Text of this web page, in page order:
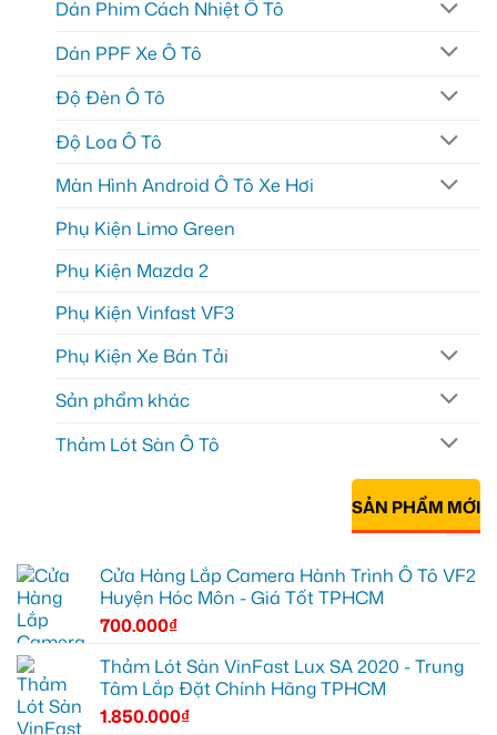
Dán Phim Cách Nhiệt Ô Tô
Dán PPF Xe Ô Tô
Độ Đèn Ô Tô
Độ Loa Ô Tô
Màn Hình Android Ô Tô Xe Hơi
Phụ Kiện Limo Green
Phụ Kiện Mazda 2
Phụ Kiện Vinfast VF3
Phụ Kiện Xe Bán Tải
Sản phẩm khác
Thảm Lót Sàn Ô Tô
SẢN PHẨM MỚI
Cửa Hàng Lắp Camera Hành Trình Ô Tô VF2
Huyện Hóc Môn - Giá Tốt TPHCM
700.000₫
Thảm Lót Sàn VinFast Lux SA 2020 - Trung
Tâm Lắp Đặt Chính Hãng TPHCM
1.850.000₫